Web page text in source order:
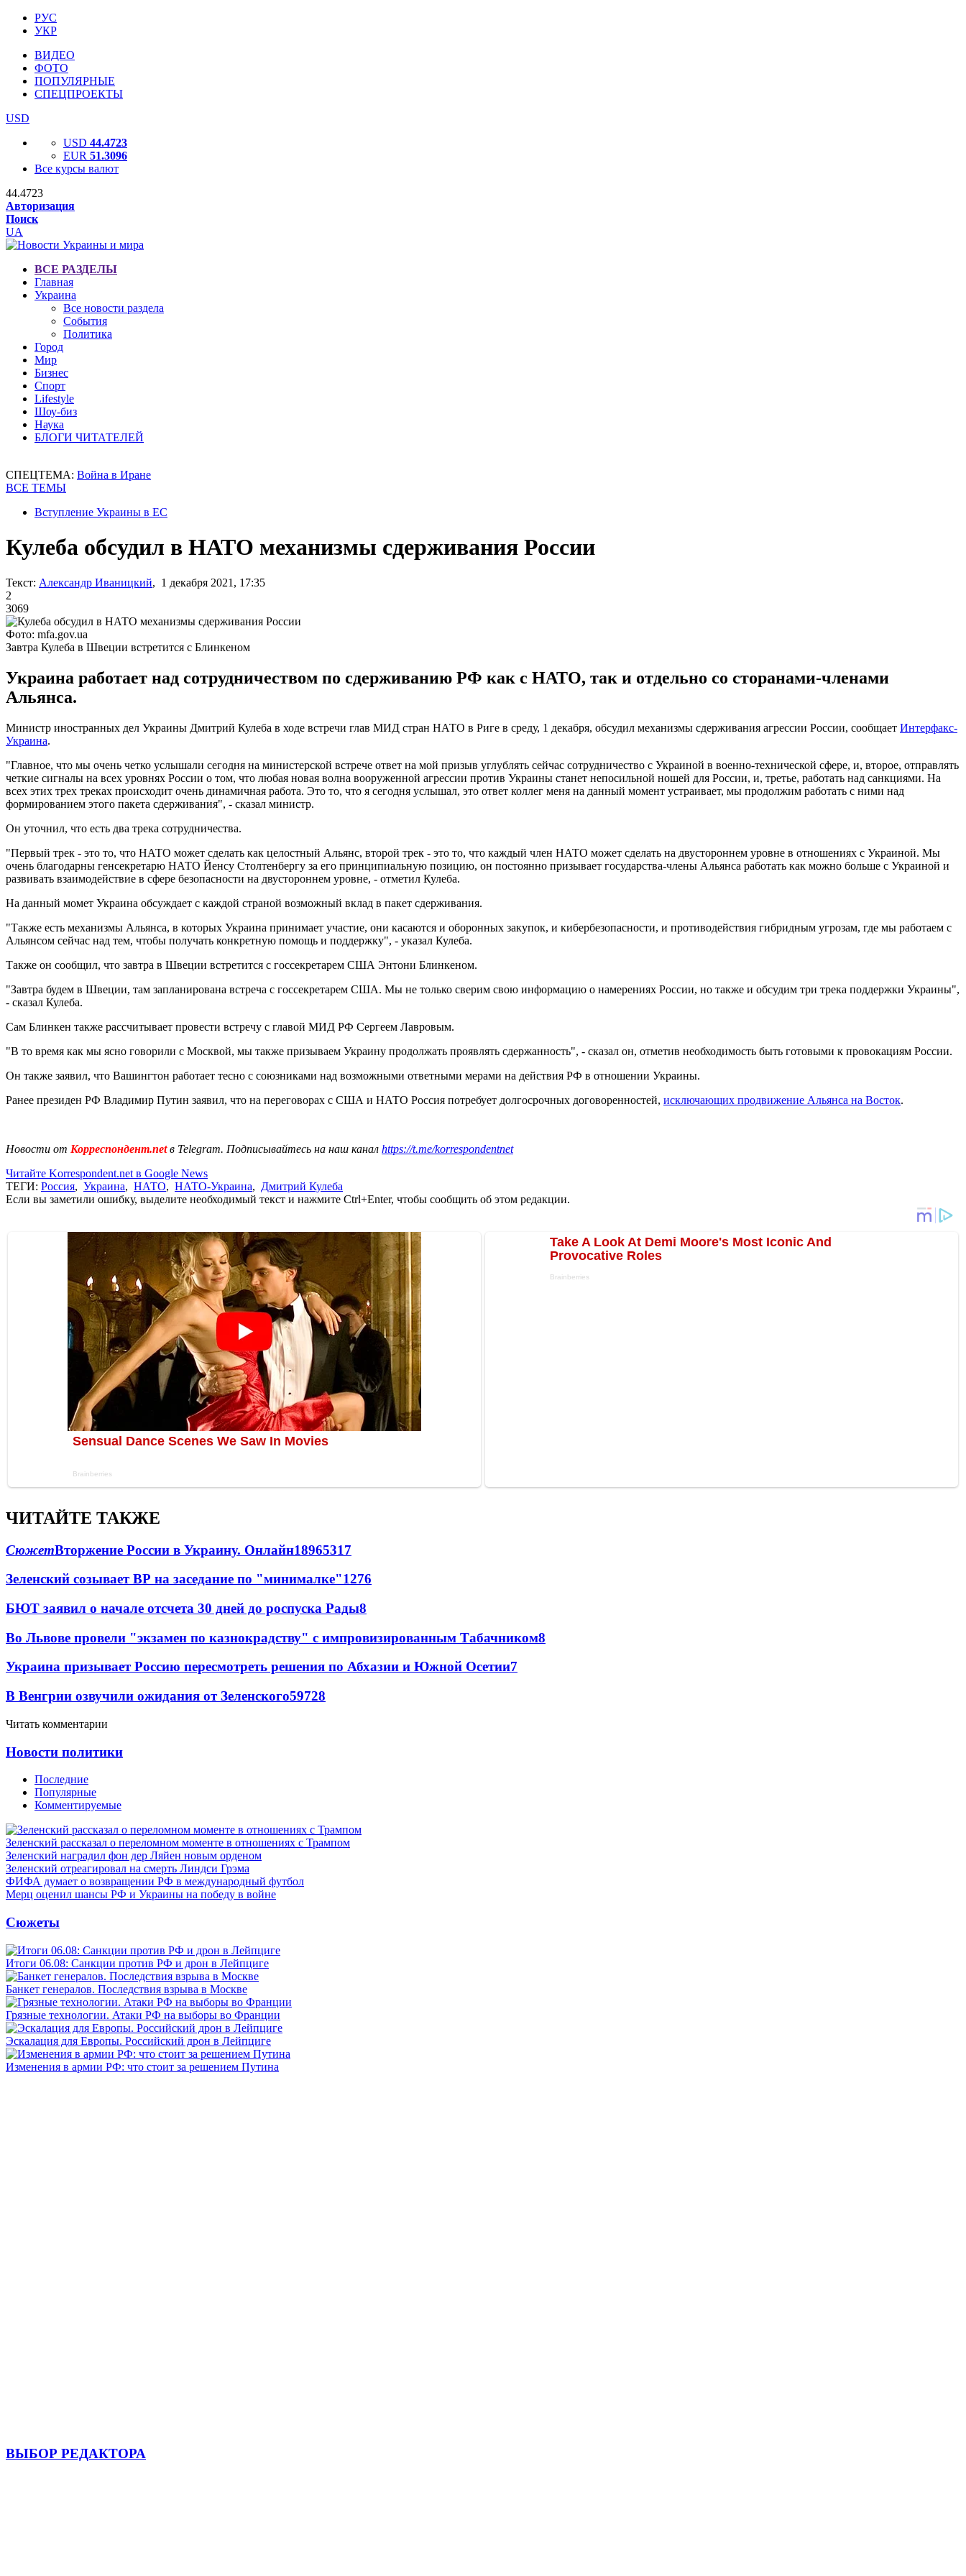
РУС
УКР
ВИДЕО
ФОТО
ПОПУЛЯРНЫЕ
СПЕЦПРОЕКТЫ
USD
USD 44.4723
EUR 51.3096
Все курсы валют
44.4723
Авторизация
Поиск
UA
ВСЕ РАЗДЕЛЫ
Главная
Украина
Все новости раздела
События
Политика
Город
Мир
Бизнес
Спорт
Lifestyle
Шоу-биз
Наука
БЛОГИ ЧИТАТЕЛЕЙ
СПЕЦТЕМА: Война в Иране
ВСЕ ТЕМЫ
Вступление Украины в ЕС
Кулеба обсудил в НАТО механизмы сдерживания России
Текст: Александр Иваницкий, 1 декабря 2021, 17:35
2
3069
Фото: mfa.gov.ua
Завтра Кулеба в Швеции встретится с Блинкеном
Украина работает над сотрудничеством по сдерживанию РФ как с НАТО, так и отдельно со сторанами-членами
Альянса.
Министр иностранных дел Украины Дмитрий Кулеба в ходе встречи глав МИД стран НАТО в Риге в среду, 1 декабря, обсудил механизмы сдерживания агрессии России, сообщает Интерфакс-
Украина.
"Главное, что мы очень четко услышали сегодня на министерской встрече ответ на мой призыв углублять сейчас сотрудничество с Украиной в военно-технической сфере, и, второе, отправлять
четкие сигналы на всех уровнях России о том, что любая новая волна вооруженной агрессии против Украины станет непосильной ношей для России, и, третье, работать над санкциями. На
всех этих трех треках происходит очень динамичная работа. Это то, что я сегодня услышал, это ответ коллег меня на данный момент устраивает, мы продолжим работать с ними над
формированием этого пакета сдерживания", - сказал министр.
Он уточнил, что есть два трека сотрудничества.
"Первый трек - это то, что НАТО может сделать как целостный Альянс, второй трек - это то, что каждый член НАТО может сделать на двустороннем уровне в отношениях с Украиной. Мы
очень благодарны генсекретарю НАТО Йенсу Столтенбергу за его принципиальную позицию, он постоянно призывает государства-члены Альянса работать как можно больше с Украиной и
развивать взаимодействие в сфере безопасности на двустороннем уровне, - отметил Кулеба.
На данный момет Украина обсуждает с каждой страной возможный вклад в пакет сдерживания.
"Также есть механизмы Альянса, в которых Украина принимает участие, они касаются и оборонных закупок, и кибербезопасности, и противодействия гибридным угрозам, где мы работаем с
Альянсом сейчас над тем, чтобы получать конкретную помощь и поддержку", - указал Кулеба.
Также он сообщил, что завтра в Швеции встретится с госсекретарем США Энтони Блинкеном.
"Завтра будем в Швеции, там запланирована встреча с госсекретарем США. Мы не только сверим свою информацию о намерениях России, но также и обсудим три трека поддержки Украины",
- сказал Кулеба.
Сам Блинкен также рассчитывает провести встречу с главой МИД РФ Сергеем Лавровым.
"В то время как мы ясно говорили с Москвой, мы также призываем Украину продолжать проявлять сдержанность", - сказал он, отметив необходимость быть готовыми к провокациям России.
Он также заявил, что Вашингтон работает тесно с союзниками над возможными ответными мерами на действия РФ в отношении Украины.
Ранее президен РФ Владимир Путин заявил, что на переговорах с США и НАТО Россия потребует долгосрочных договоренностей, исключающих продвижение Альянса на Восток.
Новости от Корреспондент.netв Telegram. Подписывайтесь на наш канал https://t.me/korrespondentnet
Читайте Korrespondent.net в Google News
ТЕГИ: Россия, Украина, НАТО, НАТО-Украина, Дмитрий Кулеба
Если вы заметили ошибку, выделите необходимый текст и нажмите Ctrl+Enter, чтобы сообщить об этом редакции.
ЧИТАЙТЕ ТАКЖЕ
СюжетВторжение России в Украину. Онлайн18965317
Зеленский созывает ВР на заседание по "минималке"1276
БЮТ заявил о начале отсчета 30 дней до роспуска Рады8
Во Львове провели "экзамен по казнокрадству" с импровизированным Табачником8
Украина призывает Россию пересмотреть решения по Абхазии и Южной Осетии7
В Венгрии озвучили ожидания от Зеленского59728
Читать комментарии
Новости политики
Последние
Популярные
Комментируемые
Зеленский рассказал о переломном моменте в отношениях с Трампом
Зеленский наградил фон дер Ляйен новым орденом
Зеленский отреагировал на смерть Линдси Грэма
ФИФА думает о возвращении РФ в международный футбол
Мерц оценил шансы РФ и Украины на победу в войне
Сюжеты
Итоги 06.08: Санкции против РФ и дрон в Лейпциге
Банкет генералов. Последствия взрыва в Москве
Грязные технологии. Атаки РФ на выборы во Франции
Эскалация для Европы. Российский дрон в Лейпциге
Изменения в армии РФ: что стоит за решением Путина
ВЫБОР РЕДАКТОРА